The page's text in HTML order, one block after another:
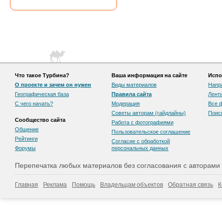
Что такое Турбина?
О проекте и зачем он нужен
Географическая база
С чего начать?
Сообщество сайта
Общение
Рейтинги
Форумы
Ваша информация на сайте
Виды материалов
Правила сайта
Модерация
Советы авторам (гайдлайны)
Работа с фотографиями
Пользовательскоe соглашение
Согласие с обработкой
персональных данных
Все
Перепечатка любых материалов без согласования с
Главная Реклама Помощь Владельцам объектов Обратная связь